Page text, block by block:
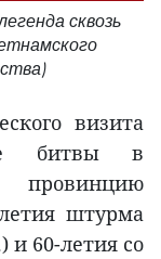
сквозь
визита
битвы в
провинцию
штурма
и 60-летия со